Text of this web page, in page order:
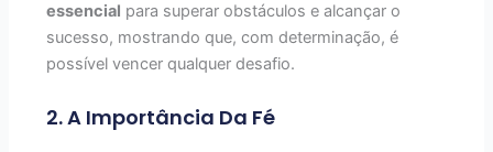
essencial para superar obstáculos e alcançar o
sucesso, mostrando que, com determinação, é
possível vencer qualquer desafio.
2. A Importância Da Fé